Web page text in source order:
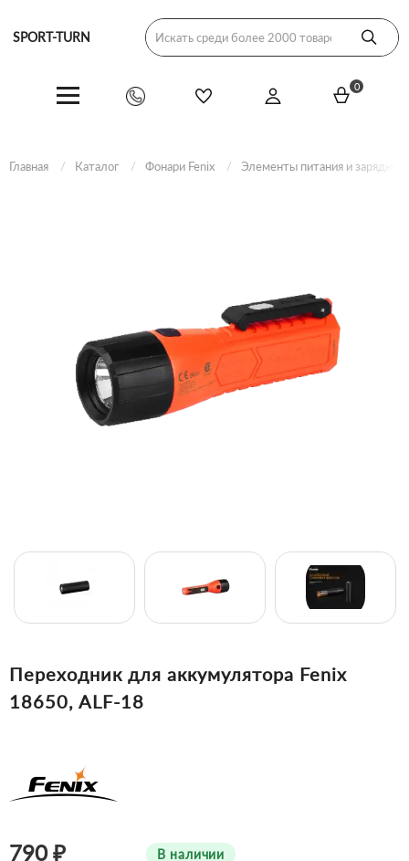
SPORT-TURN
0
Главная Каталог Фонари Fenix Элементы питания и зарядные
Переходник для аккумулятора Fenix
18650, ALF-18
790 ₽ В наличии